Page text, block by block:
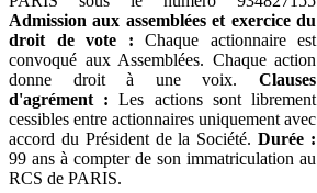
Admission aux assemblées et exercice du
droit de vote : Chaque actionnaire est
convoqué aux Assemblées. Chaque action
donne droit à une voix. Clauses
d'agrément : Les actions sont librement
cessibles entre actionnaires uniquement avec
accord du Président de la Société.Durée :
99 ans à compter de son immatriculation au
RCS de PARIS.